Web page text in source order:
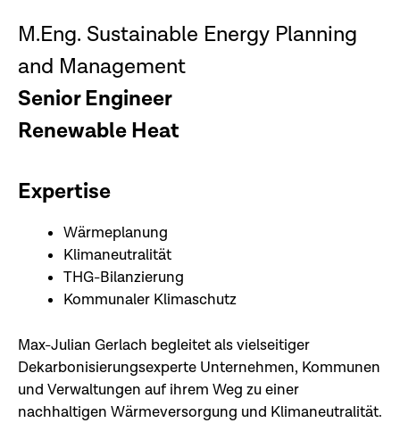
M.Eng. Sustainable Energy Planning
and Management
Senior Engineer
Renewable Heat
Expertise
Wärmeplanung
Klimaneutralität
THG-Bilanzierung
Kommunaler Klimaschutz
Max-Julian Gerlach begleitet als vielseitiger
Dekarbonisierungsexperte Unternehmen, Kommunen
und Verwaltungen auf ihrem Weg zu einer
nachhaltigen Wärmeversorgung und Klimaneutralität.